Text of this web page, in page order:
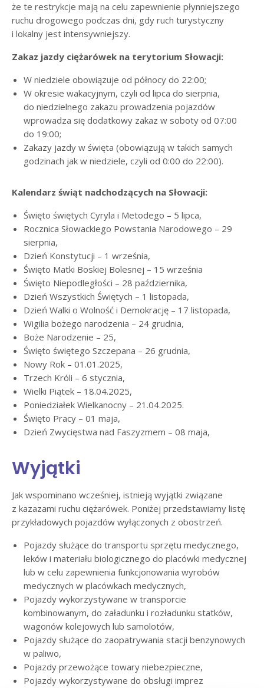
że te restrykcje mają na celu zapewnienie płynniejszego
ruchu drogowego podczas dni, gdy ruch turystyczny
i lokalny jest intensywniejszy.
Zakaz jazdy ciężarówek na terytorium Słowacji:
W niedziele obowiązuje od północy do 22:00;
W okresie wakacyjnym, czyli od lipca do sierpnia,
do niedzielnego zakazu prowadzenia pojazdów
wprowadza się dodatkowy zakaz w soboty od 07:00
do 19:00;
Zakazy jazdy w święta (obowiązują w takich samych
godzinach jak w niedziele, czyli od 0:00 do 22:00).
Kalendarz świąt nadchodzących na Słowacji:
Święto świętych Cyryla i Metodego – 5 lipca,
Rocznica Słowackiego Powstania Narodowego – 29
sierpnia,
Dzień Konstytucji – 1 września,
Święto Matki Boskiej Bolesnej – 15 września
Święto Niepodległości – 28 października,
Dzień Wszystkich Świętych – 1 listopada,
Dzień Walki o Wolność i Demokrację – 17 listopada,
Wigilia bożego narodzenia – 24 grudnia,
Boże Narodzenie – 25,
Święto świętego Szczepana – 26 grudnia,
Nowy Rok – 01.01.2025,
Trzech Króli – 6 stycznia,
Wielki Piątek – 18.04.2025,
Poniedziałek Wielkanocny – 21.04.2025.
Święto Pracy – 01 maja,
Dzień Zwycięstwa nad Faszyzmem – 08 maja,
Wyjątki
Jak wspominano wcześniej, istnieją wyjątki związane
z kazazami ruchu ciężarówek. Poniżej przedstawiamy listę
przykładowych pojazdów wyłączonych z obostrzeń.
Pojazdy służące do transportu sprzętu medycznego,
leków i materiału biologicznego do placówki medycznej
lub w celu zapewnienia funkcjonowania wyrobów
medycznych w placówkach medycznych,
Pojazdy wykorzystywane w transporcie
kombinowanym, do załadunku i rozładunku statków,
wagonów kolejowych lub samolotów,
Pojazdy służące do zaopatrywania stacji benzynowych
w paliwo,
Pojazdy przewożące towary niebezpieczne,
Pojazdy wykorzystywane do obsługi imprez